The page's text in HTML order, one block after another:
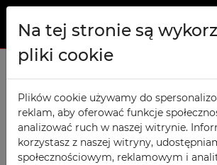
Na tej stronie są
pliki cookie
Plików cookie używamy do
reklam, aby oferować funkcje
analizować ruch w naszej witrynie.
korzystasz z naszej witryny,
społecznościowym, reklamowym i
O NAS
PRODUKTY
Szafy TECHCODE RFID
Warsztatowe
KONTAKT
ULUBIONE
Deklaracja
techmark-
Data publikacji